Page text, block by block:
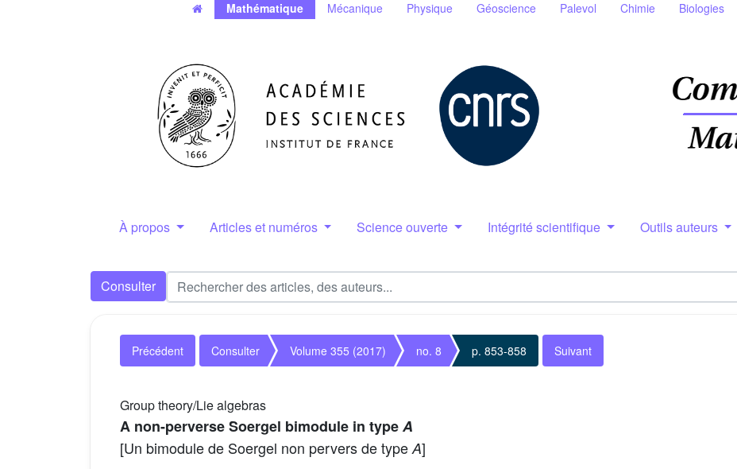
Mathématique Mécanique Physique Géoscience Palevol Chimie Biologies
À propos Articles et numéros Science ouverte Intégrité scientifique Outils auteurs
Consulter
Précédent Consulter Volume 355 (2017) no. 8 p. 853-858 Suivant
Group theory/Lie algebras
A non-perverse Soergel bimodule in typeA
[Un bimodule de Soergel non pervers de type A]